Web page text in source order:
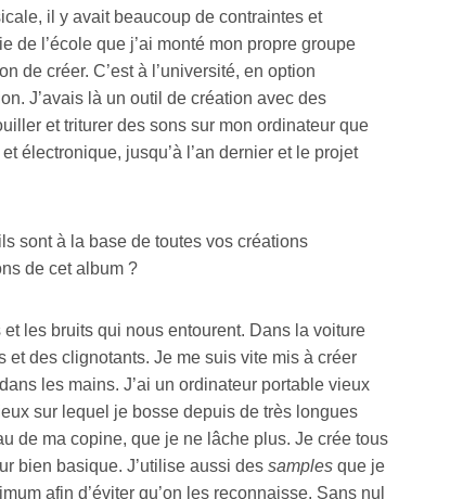
il y avait beaucoup de contraintes et
de l’école que j’ai monté mon propre groupe
de créer. C’est à l’université, en option
J’avais là un outil de création avec des
et triturer des sons sur mon ordinateur que
électronique, jusqu’à l’an dernier et le projet
sont à la base de toutes vos créations
de cet album ?
les bruits qui nous entourent. Dans la voiture
des clignotants. Je me suis vite mis à créer
les mains. J’ai un ordinateur portable vieux
sur lequel je bosse depuis de très longues
de ma copine, que je ne lâche plus. Je crée tous
bien basique. J’utilise aussi des samplesque je
afin d’éviter qu’on les reconnaisse. Sans nul